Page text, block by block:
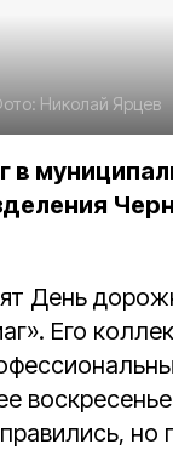
Николай Ярцев
в
День
Его
но